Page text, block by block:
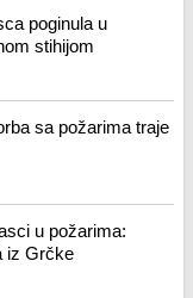
poginula u
stihijom
sa požarima traje
u požarima:
iz Grčke